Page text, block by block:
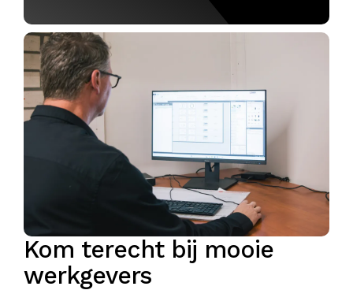
Kom terecht bij mooie
werkgevers